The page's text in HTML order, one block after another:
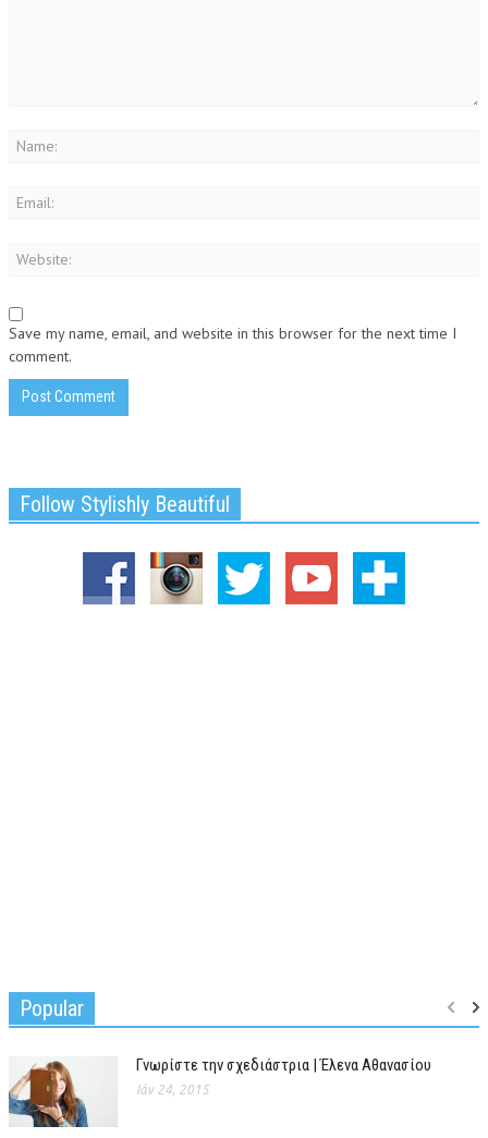
Save my name, email, and website in this browser for the next time I
comment.
Follow Stylishly Beautiful
Popular
Γνωρίστε την σχεδιάστρια | Έλενα Αθανασίου
Ιάν 24, 2015